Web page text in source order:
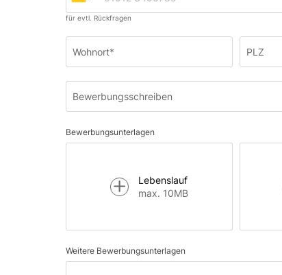
für evtl. Rückfragen
Wohnort* PLZ
Bewerbungsschreiben
Bewerbungsunterlagen
Lebenslauf
max. 10MB
Weitere Bewerbungsunterlagen